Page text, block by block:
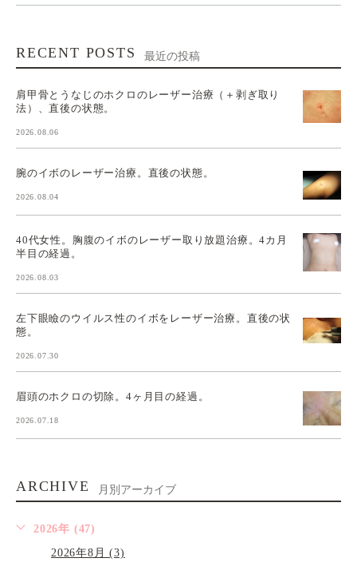
RECENT POSTS 最近の投稿
肩甲骨とうなじのホクロのレーザー治療（＋剥ぎ取り
法）、直後の状態。
2026.08.06
腕のイボのレーザー治療。直後の状態。
2026.08.04
40代女性。胸腹のイボのレーザー取り放題治療。4カ月
半目の経過。
2026.08.03
左下眼瞼のウイルス性のイボをレーザー治療。直後の状
態。
2026.07.30
眉頭のホクロの切除。4ヶ月目の経過。
2026.07.18
ARCHIVE 月別アーカイブ
2026年 (47)
2026年8月 (3)